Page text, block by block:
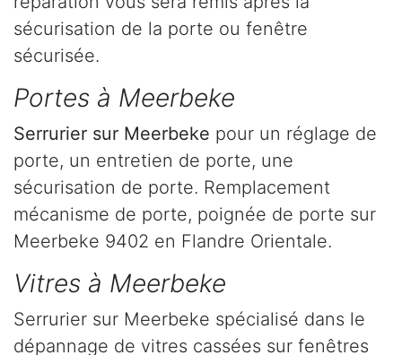
sécurisation de la porte ou fenêtre
sécurisée.
Portes à Meerbeke
Serrurier sur Meerbeke pour un réglage de
porte, un entretien de porte, une
sécurisation de porte. Remplacement
mécanisme de porte, poignée de porte sur
Meerbeke 9402 en Flandre Orientale.
Vitres à Meerbeke
Serrurier sur Meerbeke spécialisé dans le
dépannage de vitres cassées sur fenêtres